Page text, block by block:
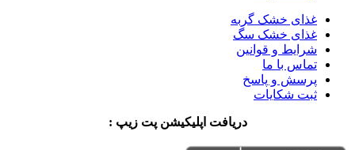
غذای خشک گربه
غذای خشک سگ
شرایط و قوانین
تماس با ما
پرسش و پاسخ
ثبت شکایات
دریافت اپلیکیشن پت زیپ :